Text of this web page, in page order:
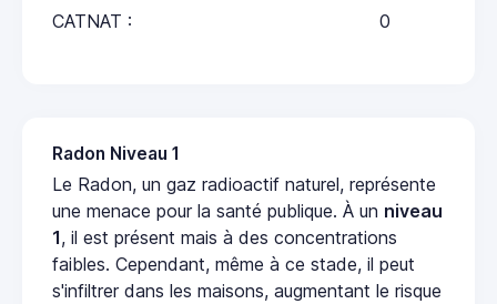
CATNAT : 0
Radon Niveau 1
Le Radon, un gaz radioactif naturel, représente
une menace pour la santé publique. À un niveau
1, il est présent mais à des concentrations
faibles. Cependant, même à ce stade, il peut
s'infiltrer dans les maisons, augmentant le risque